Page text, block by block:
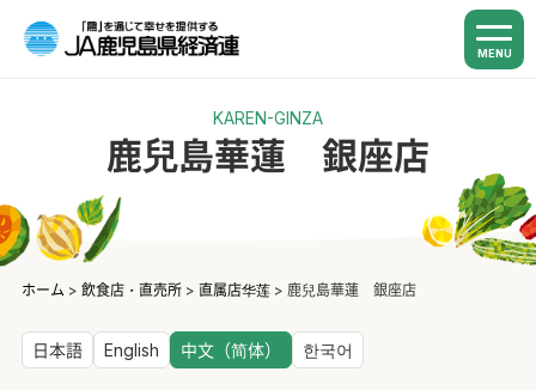
MENU
KAREN-GINZA
鹿兒島華蓮 銀座店
ホーム > 飲食店・直売所> 直属店华莲> 鹿兒島華蓮 銀座店
日本語 English 中文（简体） 한국어